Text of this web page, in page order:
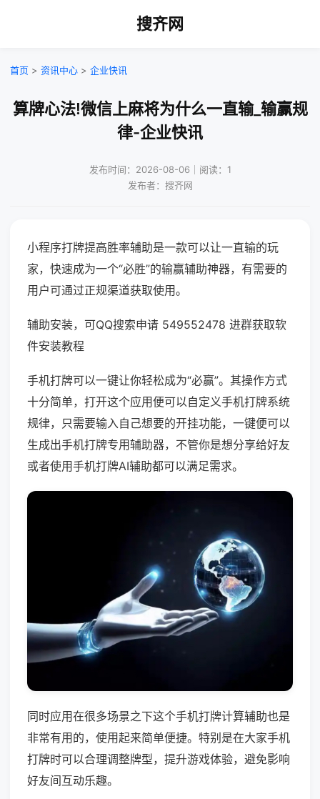
搜齐网
首页 > 资讯中心 > 企业快讯
算牌心法!微信上麻将为什么一直输_输赢规
律-企业快讯
发布时间：2026-08-06｜阅读：1
发布者：搜齐网
小程序打牌提高胜率辅助是一款可以让一直输的玩
家，快速成为一个“必胜”的输赢辅助神器，有需要的
用户可通过正规渠道获取使用。
辅助安装，可QQ搜索申请 549552478 进群获取软
件安装教程
手机打牌可以一键让你轻松成为“必赢”。其操作方式
十分简单，打开这个应用便可以自定义手机打牌系统
规律，只需要输入自己想要的开挂功能，一键便可以
生成出手机打牌专用辅助器，不管你是想分享给好友
或者使用手机打牌AI辅助都可以满足需求。
同时应用在很多场景之下这个手机打牌计算辅助也是
非常有用的，使用起来简单便捷。特别是在大家手机
打牌时可以合理调整牌型，提升游戏体验，避免影响
好友间互动乐趣。